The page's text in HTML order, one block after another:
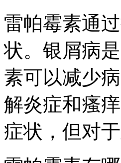
雷帕霉素通
状。银屑病
素可以减少
解炎症和瘙
症状，但对